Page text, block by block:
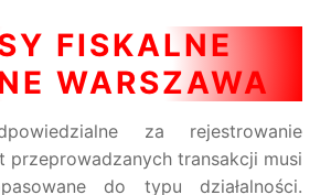
FISKALNE
WARSZAWA
za rejestrowanie
przeprowadzanych transakcji musi
do typu działalności.